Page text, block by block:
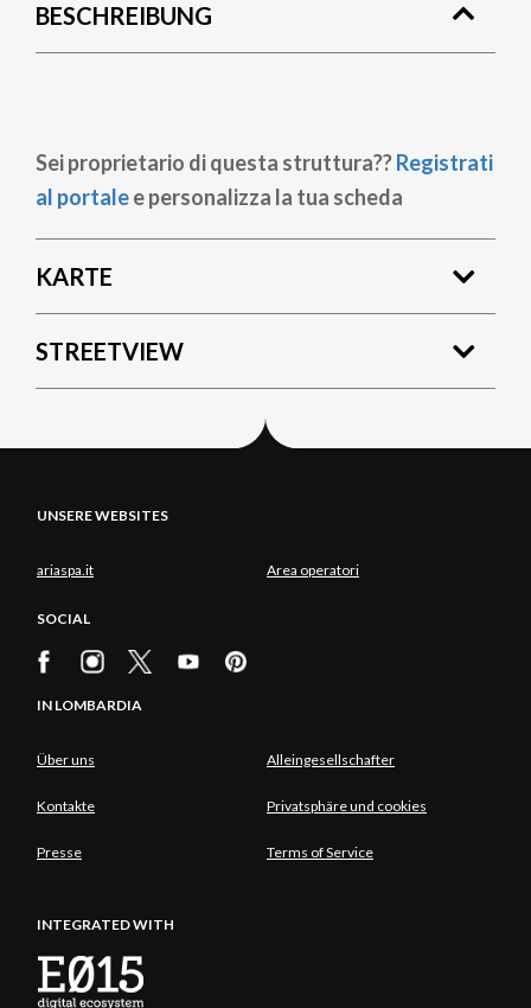
BESCHREIBUNG
Sei proprietario di questa struttura??Registrati
al portalee personalizza la tua scheda
KARTE
STREETVIEW
UNSERE WEBSITES
ariaspa.it Area operatori
SOCIAL
IN LOMBARDIA
Über uns Alleingesellschafter
Kontakte Privatsphäre und cookies
Presse Terms of Service
INTEGRATED WITH